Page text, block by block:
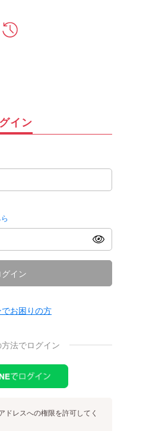
イン
グイン
でお困りの方
方法でログイン
ドレスへの権限を許可してく